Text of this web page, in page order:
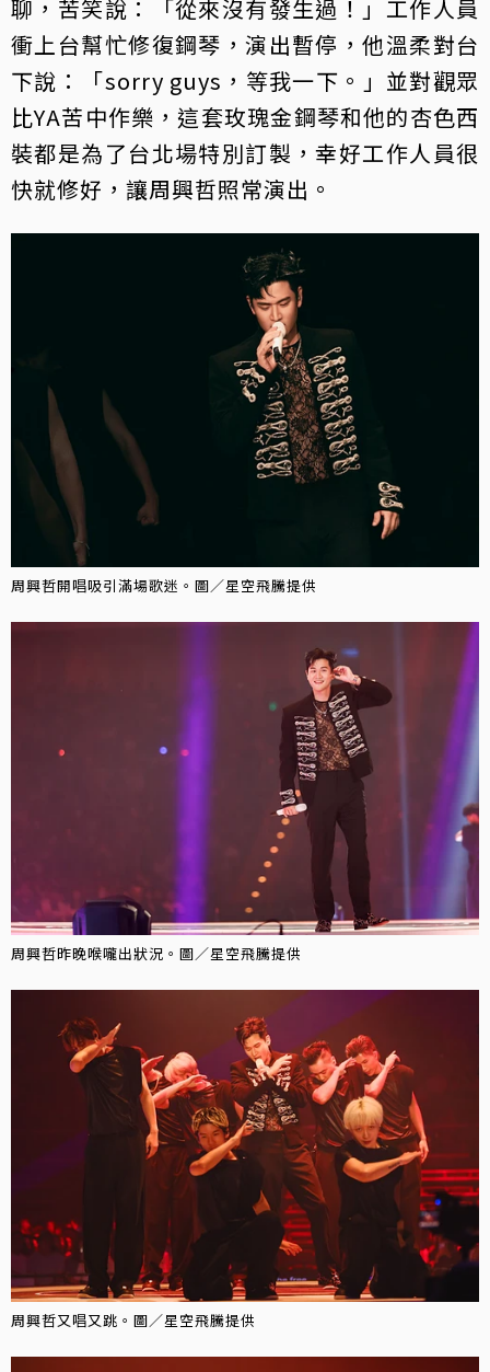
聊，苦笑說：「從來沒有發生過！」工作人員
衝上台幫忙修復鋼琴，演出暫停，他溫柔對台
下說：「sorry guys，等我一下。」並對觀眾
比YA苦中作樂，這套玫瑰金鋼琴和他的杏色西
裝都是為了台北場特別訂製，幸好工作人員很
快就修好，讓周興哲照常演出。
周興哲開唱吸引滿場歌迷。圖／星空飛騰提供
周興哲昨晚喉嚨出狀況。圖／星空飛騰提供
周興哲又唱又跳。圖／星空飛騰提供